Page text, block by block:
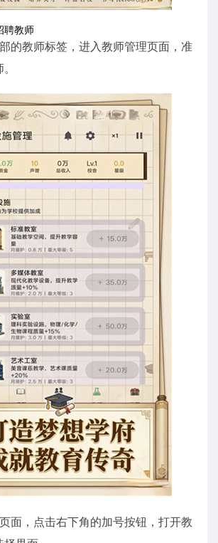
聘教师
的教师标签，进入教师管理页面，准
面，点击右下角的加号按钮，打开教